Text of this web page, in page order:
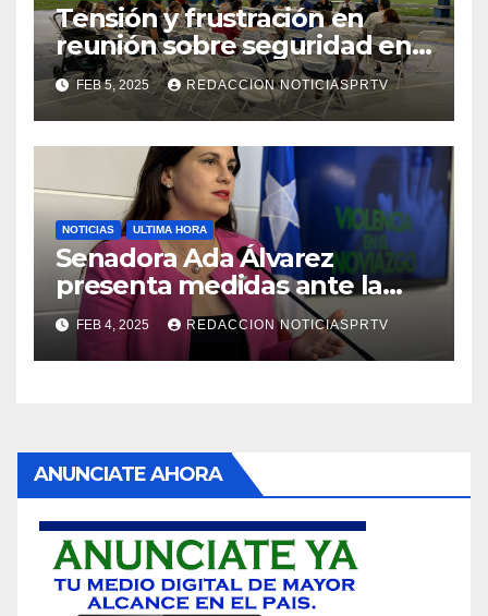
Tensión y frustración en
reunión sobre seguridad en
Reparto Metropolitano
FEB 5, 2025 REDACCION NOTICIASPRTV
NOTICIAS ULTIMA HORA
Senadora Ada Álvarez
presenta medidas ante la
violencia en el noviazgo
FEB 4, 2025 REDACCION NOTICIASPRTV
ANUNCIATE AHORA